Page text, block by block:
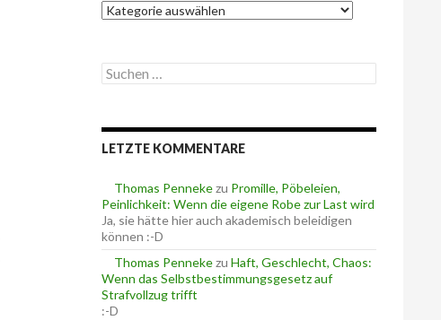
K
a
g
o
n
S
u
e
n
c
h
:
LETZTE KOMMENTARE
Thomas Pennekezu Promille, Pöbeleien,
Peinlichkeit: Wenn die eigene Robe zur Last wird
Ja, sie hätte hier auch akademisch beleidigen
können :-D
Thomas Pennekezu Haft, Geschlecht, Chaos:
Wenn das Selbstbestimmungsgesetz auf
Strafvollzug trifft
:-D